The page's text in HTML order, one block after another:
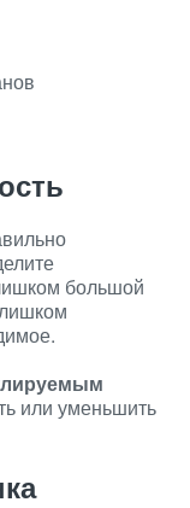
большой
или уменьшить